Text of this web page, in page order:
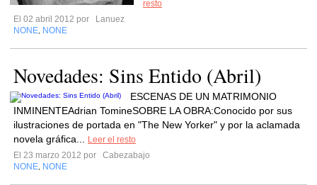
resto
El 02 abril 2012 por
Lanuez
NONE NONE
Novedades: Sins Entido (Abril)
ESCENAS DE UN MATRIMONIO
INMINENTEAdrian TomineSOBRE LA OBRA:Conocido por sus
ilustraciones de portada en "The New Yorker" y por la aclamada
novela gráfica...
Leer el resto
El 23 marzo 2012 por
Cabezabajo
NONE NONE